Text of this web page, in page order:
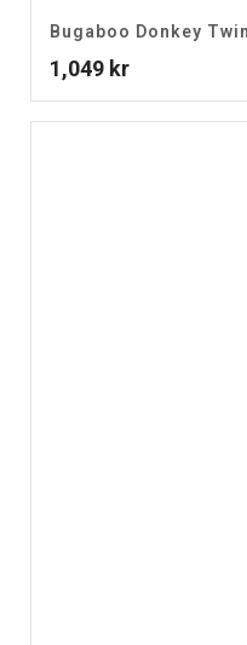
Bugaboo Donkey
1,049 kr